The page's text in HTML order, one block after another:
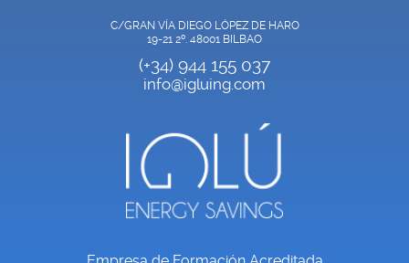
C/GRAN VÍA DIEGO LÓPEZ DE HARO
19-21 2º. 48001 BILBAO
(+34) 944 155 037
info@igluing.com